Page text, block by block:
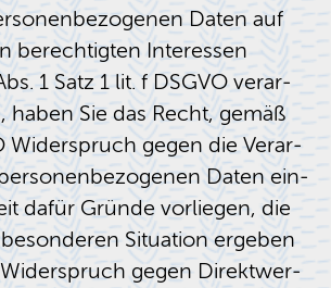
Daten auf
be­rech­tig­ten In­ter­es­sen
1 Satz 1 lit. f DSGVO ver­ar­
haben Sie das Recht, gemäß
Wi­der­spruch gegen die Ver­ar­
Daten ein­
dafür Grün­de vor­lie­gen, die
Si­tua­ti­on er­ge­ben
gegen Di­rekt­wer­